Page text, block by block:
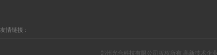
友情链接 :
郑州光合科技有限公司版权所有 高新技术企